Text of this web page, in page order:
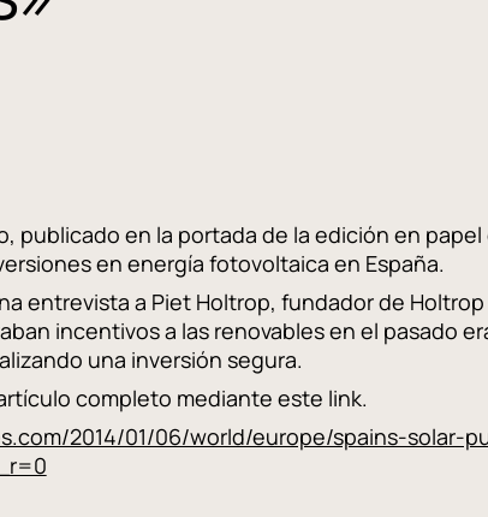
publicado en la portada de la edición en papel
en energía fotovoltaica en España.
entrevista a Piet Holtrop, fundador de
incentivos a las renovables en el pasado
una inversión segura.
completo mediante este link.
2014/01/06/world/europe/spains-solar-